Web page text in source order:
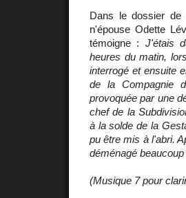
Dans le dossier de
n'épouse Odette
témoigne : J'étais
heures du matin,
interrogé et ensuite
de la Compagnie
provoquée par une
chef de la
à la solde de la
pu être mis à l'abri.
déménagé
(Musique 7 pour